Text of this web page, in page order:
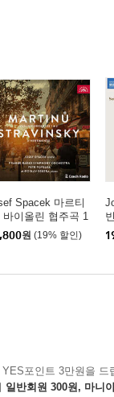
Spacek 마르티
바이올린 협주곡 1
2번 / 스트라빈스키:
르티멘토 (Martinu:
Divertime
원 (19% 할인)
포인트 3만원을 드
일반회원 300원, 마니